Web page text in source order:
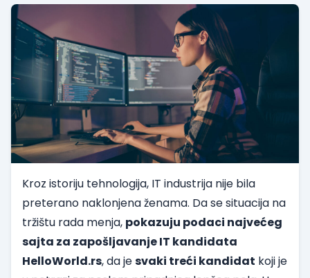
Kroz istoriju tehnologija, IT industrija nije bila
preterano naklonjena ženama. Da se situacija na
tržištu rada menja, pokazuju podaci najvećeg
sajta za zapošljavanje IT kandidata
HelloWorld.rs, da jesvaki treći kandidat koji je